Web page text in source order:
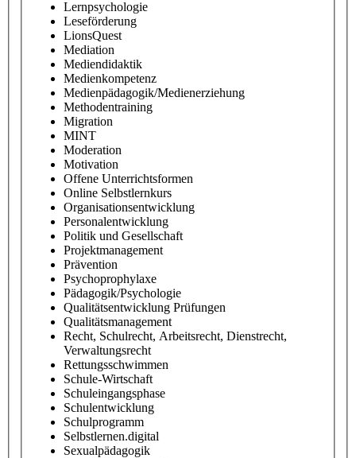
Lernpsychologie
Leseförderung
LionsQuest
Mediation
Mediendidaktik
Medienkompetenz
Medienpädagogik/Medienerziehung
Methodentraining
Migration
MINT
Moderation
Motivation
Offene Unterrichtsformen
Online Selbstlernkurs
Organisationsentwicklung
Personalentwicklung
Politik und Gesellschaft
Projektmanagement
Prävention
Psychoprophylaxe
Pädagogik/Psychologie
Qualitätsentwicklung Prüfungen
Qualitätsmanagement
Recht, Schulrecht, Arbeitsrecht, Dienstrecht,
Verwaltungsrecht
Rettungsschwimmen
Schule-Wirtschaft
Schuleingangsphase
Schulentwicklung
Schulprogramm
Selbstlernen.digital
Sexualpädagogik